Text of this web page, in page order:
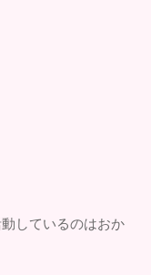
しているのはおか